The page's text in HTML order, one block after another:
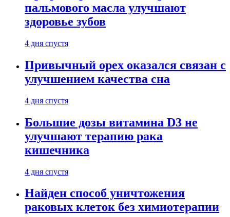
пальмового масла улучшают
здоровье зубов
4 дня спустя
Привычный орех оказался связан с
улучшением качества сна
4 дня спустя
Большие дозы витамина D3 не
улучшают терапию рака
кишечника
4 дня спустя
Найден способ уничтожения
раковых клеток без химиотерапии